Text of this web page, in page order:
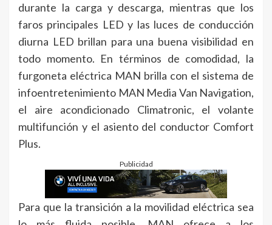
durante la carga y descarga, mientras que los
faros principales LED y las luces de conducción
diurna LED brillan para una buena visibilidad en
todo momento. En términos de comodidad, la
furgoneta eléctrica MAN brilla con el sistema de
infoentretenimiento MAN Media Van Navigation,
el aire acondicionado Climatronic, el volante
multifunción y el asiento del conductor Comfort
Plus.
Publicidad
Para que la transición a la movilidad eléctrica sea